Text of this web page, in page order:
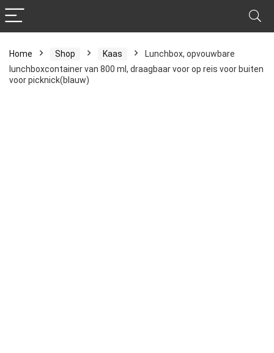
Home Shop Kaas
Lunchbox, opvouwbare
lunchboxcontainer van 800 ml, draagbaar voor op reis voor buiten
voor picknick(blauw)